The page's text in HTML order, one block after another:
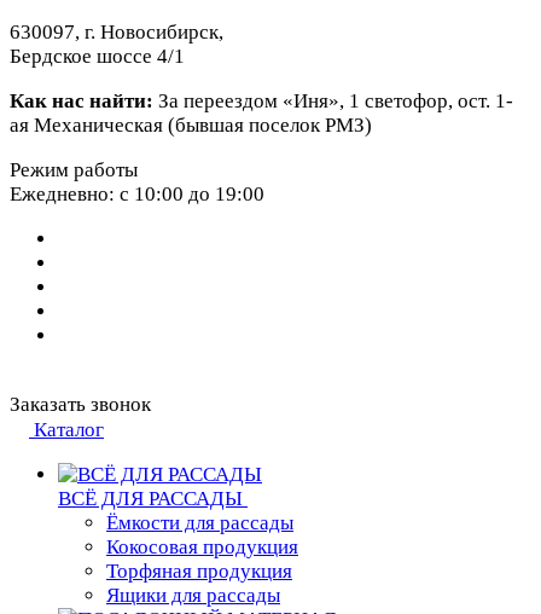
630097, г. Новосибирск,
Бердское шоссе 4/1
Как нас найти: За переездом «Иня», 1 светофор, ост. 1-
ая Механическая (бывшая поселок РМЗ)
Режим работы
Ежедневно: с 10:00 до 19:00
Заказать звонок
Каталог
ВСЁ ДЛЯ РАССАДЫ
Ёмкости для рассады
Кокосовая продукция
Торфяная продукция
Ящики для рассады